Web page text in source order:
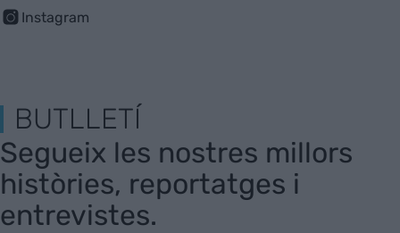
Instagram
BUTLLETÍ
Segueix les nostres millors
històries, reportatges i
entrevistes.